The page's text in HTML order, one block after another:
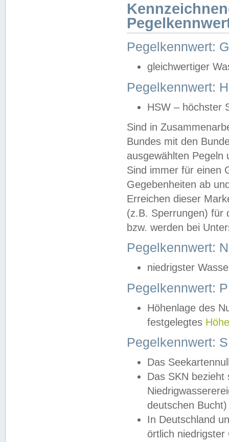
Pegelkennwert:
gleichwertiger
Pegelkennwert:
HSW – höchster
Sind in
Bundes mit den
ausgewählten
Sind immer für einen
Gegebenheiten ab
Erreichen dieser
(z.B. Sperrungen) für
bzw. werden bei
Pegelkennwert:
niedrigster
Pegelkennwert:
Höhenlage des
festgelegtes
Pegelkennwert:
Das
Das SKN
deutschen
In Deutschland
örtlich